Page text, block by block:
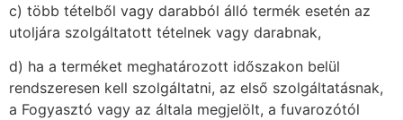
c) több tételből vagy darabból álló termék esetén az
utoljára szolgáltatott tételnek vagy darabnak,
d) ha a terméket meghatározott időszakon belül
rendszeresen kell szolgáltatni, az első szolgáltatásnak,
a Fogyasztó vagy az általa megjelölt, a fuvarozótól